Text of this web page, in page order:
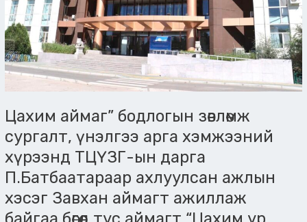
Цахим аймаг” бодлогын зөвлөмж
сургалт, үнэлгээ арга хэмжээний
хүрээнд ТЦҮЗГ-ын дарга
П.Батбаатараар ахлуулсан ажлын
хэсэг Завхан аймагт ажиллаж
хэмжээний
хүрээнд
ТЦҮЗГ-
ын
дарга
П.Батбаатараар
ажлын
хэсэг
Завхан
аймагт
ажиллаж
байгаа
бөгөөд
тус